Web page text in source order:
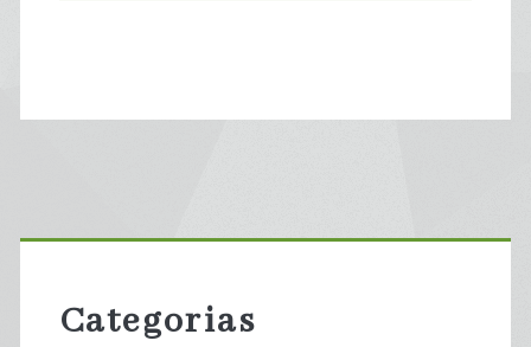
Primary
Sidebar
Categorias